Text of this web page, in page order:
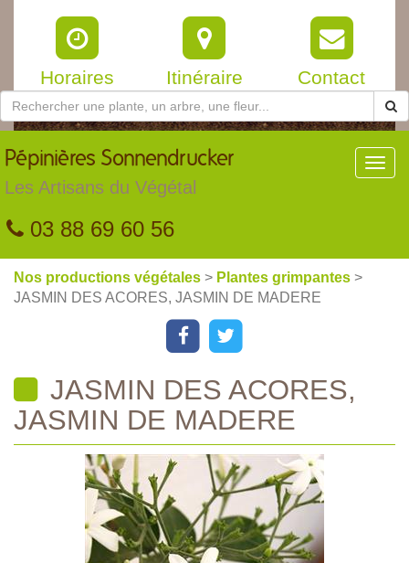
Horaires Itinéraire Contact
Pépinières Sonnendrucker
Les Artisans du Végétal
03 88 69 60 56
Nos productions végétales > Plantes grimpantes >
JASMIN DES ACORES, JASMIN DE MADERE
JASMIN DES ACORES,
JASMIN DE MADERE